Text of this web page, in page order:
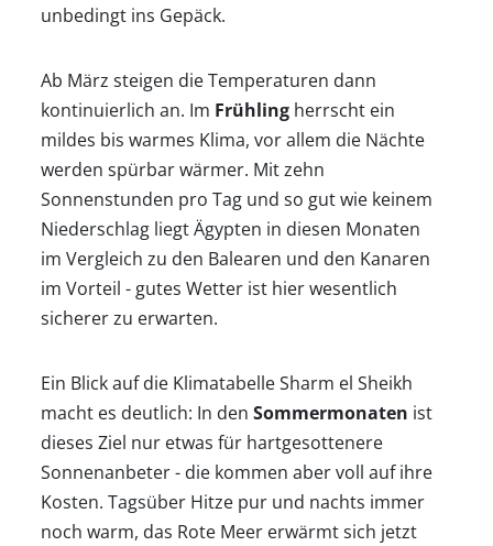
unbedingt ins Gepäck.
Ab März steigen die Temperaturen dann
kontinuierlich an. Im Frühlingherrscht ein
mildes bis warmes Klima, vor allem die Nächte
werden spürbar wärmer. Mit zehn
Sonnenstunden pro Tag und so gut wie keinem
Niederschlag liegt Ägypten in diesen Monaten
im Vergleich zu den Balearen und den Kanaren
im Vorteil - gutes Wetter ist hier wesentlich
sicherer zu erwarten.
Ein Blick auf die Klimatabelle Sharm el Sheikh
macht es deutlich: In den Sommermonaten ist
dieses Ziel nur etwas für hartgesottenere
Sonnenanbeter - die kommen aber voll auf ihre
Kosten. Tagsüber Hitze pur und nachts immer
noch warm, das Rote Meer erwärmt sich jetzt